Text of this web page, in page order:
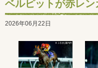
ベルピットが赤レ
2026年06月22日